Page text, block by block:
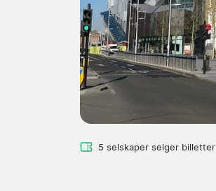
5 selskaper selger billetter